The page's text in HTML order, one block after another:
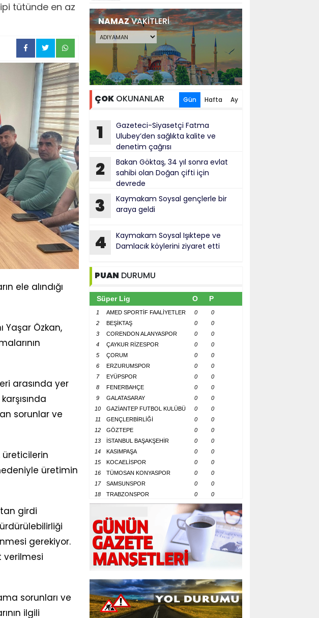
tütünde en az
ele alındığı
Yaşar Özkan,
arasında yer
sorunlar ve
üreticilerin
üretimin
girdi
gerekiyor.
verilmesi
sorunları ve
ilgili
NAMAZVAKİTLERİ
ÇOKOKUNANLAR Gün Hafta Ay
1
Gazeteci-Siyasetçi Fatma
Ulubey’den sağlıkta kalite ve
denetim çağrısı
2
Bakan Göktaş, 34 yıl sonra evlat
sahibi olan Doğan çifti için
devrede
3
Kaymakam Soysal gençlerle bir
araya geldi
4
Kaymakam Soysal Işıktepe ve
Damlacık köylerini ziyaret etti
PUAN DURUMU
Süper Lig O P
1 AMED SPORTİF FAALİYETLER 0
0
2
BEŞİKTAŞ 0
0
3
CORENDON ALANYASPOR 0
0
4
ÇAYKUR RİZESPOR 0
0
5
ÇORUM 0
0
6
ERZURUMSPOR 0
0
7
EYÜPSPOR 0
0
8
FENERBAHÇE 0
0
9
GALATASARAY 0
0
10
GAZİANTEP FUTBOL KULÜBÜ 0
0
11
GENÇLERBİRLİĞİ 0
0
12
GÖZTEPE 0
0
13
İSTANBUL BAŞAKŞEHİR 0
0
14
KASIMPAŞA 0
0
15
KOCAELİSPOR 0
0
16
TÜMOSAN KONYASPOR 0
0
17
SAMSUNSPOR 0
0
18
TRABZONSPOR 0 0